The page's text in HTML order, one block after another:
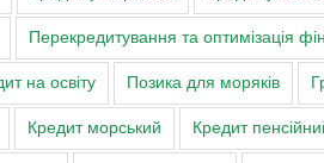
Перекредитування та оптимізація
на освіту Позика для моряків
Кредит морський Кредит